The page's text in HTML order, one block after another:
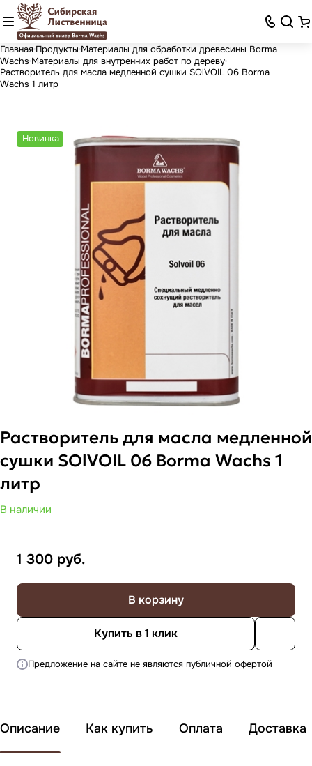
Главная Продукты Материалы для обработки древесины Borma
Wachs Материалы для внутренних работ по дереву
Растворитель для масла медленной сушки SOlVOIL 06 Borma
Wachs 1 литр
Новинка
Растворитель для масла медленной
сушки SOlVOIL 06 Borma Wachs 1
литр
В наличии
1 300 руб.
В корзину
Купить в 1 клик
Предложение на сайте не являются публичной офертой
Описание Как купить Оплата Доставка